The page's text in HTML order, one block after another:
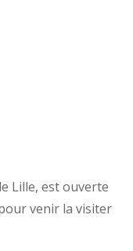
Lille, est ouverte
venir la visiter